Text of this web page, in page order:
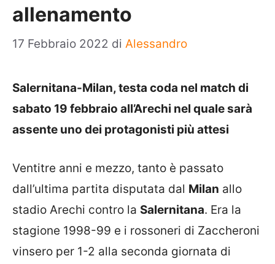
allenamento
17 Febbraio 2022 di Alessandro
Salernitana-Milan, testa coda nel match di
sabato 19 febbraio all’Arechi nel quale sarà
assente uno dei protagonisti più attesi
Ventitre anni e mezzo, tanto è passato
dall’ultima partita disputata dal Milan allo
stadio Arechi contro la Salernitana. Era la
stagione 1998-99 e i rossoneri di Zaccheroni
vinsero per 1-2 alla seconda giornata di